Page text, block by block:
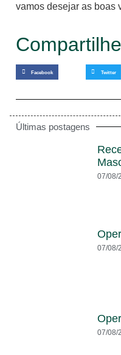
vamos desejar as boas
Facebook Twitter
Últimas postagens
07/08/
07/08/
07/08/